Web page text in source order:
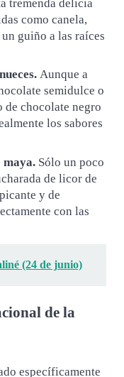
tremenda delicia
como canela,
guiño a las raíces
Aunque a
semidulce o
de chocolate negro
los sabores
maya. Sólo un poco
de licor de
y de
con las
(24 de junio)
de la
específicamente